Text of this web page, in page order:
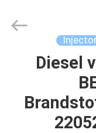
THUIS
PRODUCTEN
Parts
Diesel